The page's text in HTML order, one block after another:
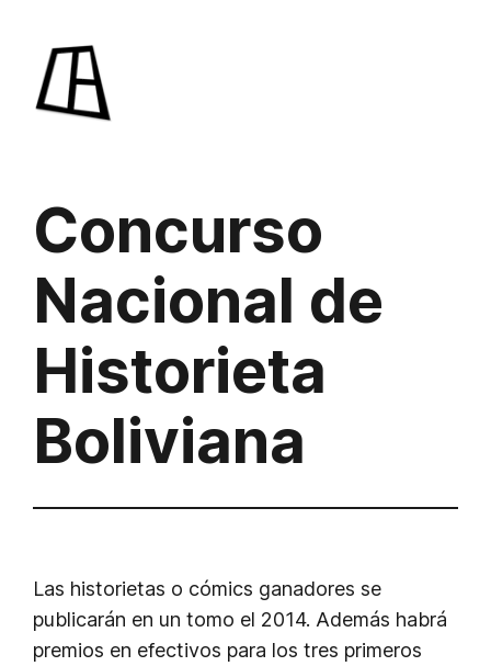
contenido
Concurso
Nacional de
Historieta
Boliviana
Las historietas o cómics ganadores se
publicarán en un tomo el 2014. Además habrá
premios en efectivos para los tres primeros